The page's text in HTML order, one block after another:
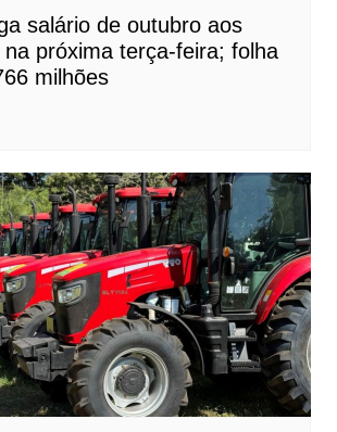
salário de outubro aos
próxima terça-feira; folha
milhões